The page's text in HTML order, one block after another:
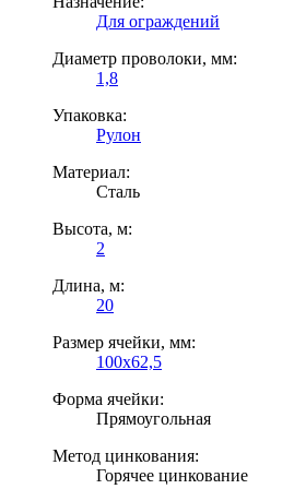
Для ограждений
Диаметр проволоки, мм:
1,8
Упаковка:
Рулон
Материал:
Сталь
Высота, м:
2
Длина, м:
20
Размер ячейки, мм:
100х62,5
Форма ячейки:
Прямоугольная
Метод цинкования:
Горячее цинкование